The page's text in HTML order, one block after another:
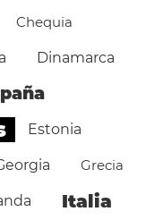
Chequia
Dinamarca
Estonia
Grecia
Italia